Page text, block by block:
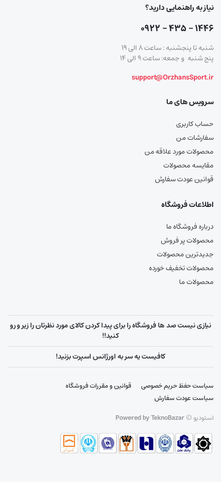
نیاز به راهنمایی دارید؟
۱۴۴۶ – ۴۳۵ – ۰۹۲۲
شنبه تا پنجشنبه : ساعت ۸ الی ۱۹
پنج شنبه و جمعه: ساعت ۹ الی ۱۴
support@OrzhansSport.ir
سرویس های ما
حساب کاربری
سفارشات من
محصولات مورد علاقه من
مقایسه محصولات
قوانین عودت سفارش
اطلاعات فروشگاه
درباره فروشگاه ما
محصولات پر فروش
جدیدترین محصولات
محصولات تخفیف خورده
محصولات ما
نیازی نیست صد ها فروشگاه را برای پیدا کردن کالای مورد نظرتان را زیر و رو
کنید!!
کافیست یه سر به اورژانس اسپرت بزنید!
سیاست حفظ حریم خصوصی
قوانین و مقررات فروشگاه
سیاست عودت سفارش
استودیو ©Powered by TeknoBazar